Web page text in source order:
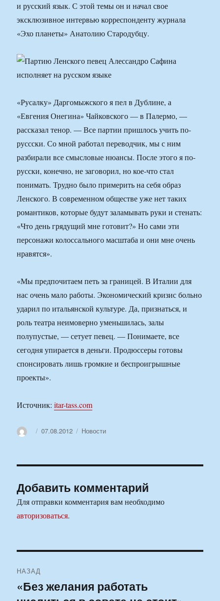
и русский язык. С этой темы он и начал свое
эксклюзивное интервью корреспонденту журнала
«Эхо планеты» Анатолию Стародубцу.
«Русалку» Даргомыжского я пел в Дублине, а
«Евгения Онегина» Чайковского — в Палермо, —
рассказал тенор. — Все партии пришлось учить по-
руссски. Со мной работал переводчик, мы с ним
разбирали все смысловые нюансы. После этого я по-
русски, конечно, не заговорил, но кое-что стал
понимать. Трудно было примерить на себя образ
Ленского. В современном обществе уже нет таких
романтиков, которые будут заламывать руки и стенать:
«Что день грядущий мне готовит?» Но сами эти
персонажи колоссального масштаба и они мне очень
нравятся».
«Мы предпочитаем петь за границей. В Италии для
нас очень мало работы. Экономический кризис больно
ударил по итальянской культуре. Да, признаться, и
роль театра неимоверно уменьшилась, залы
полупустые, — сетует певец. — Понимаете, все
сегодня упирается в деньги. Продюссеры готовы
спонсировать лишь громкие и беспроигрышные
проекты».
Источник:itar-tass.com
АвторОпубликовано
07.08.2012 Рубрики
Новости
Добавить комментарий
Для отправки комментария вам необходимо
авторизоваться.
по
НАЗАД
Предыдущая
«Без желания работать